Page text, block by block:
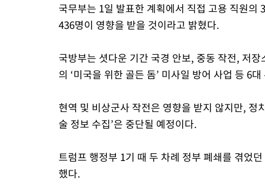
국무부는 1일 발표한 계획에서 직접 고용 직원
436명이 영향을 받을 것이라고 밝혔다.
국방부는 셧다운 기간 국경 안보, 중동 작전, 저
의 ‘미국을 위한 골든 돔’ 미사일 방어 사업 등 6
현역 및 비상군사 작전은 영향을 받지 않지만, 정
술 정보 수집’은 중단될 예정이다.
트럼프 행정부 1기 때 두 차례 정부 폐쇄를 겪었
했다.